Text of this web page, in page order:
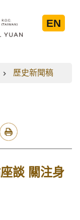
EN
歷史新聞稿
談 關注身